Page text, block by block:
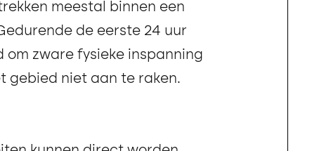
meestal binnen een
de eerste 24 uur
zware fysieke inspanning
gebied niet aan te raken.